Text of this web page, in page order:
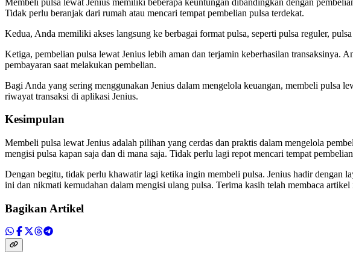
Tidak perlu beranjak dari rumah atau mencari tempat pembelian pulsa terdekat.
Kedua, Anda memiliki akses langsung ke berbagai format pulsa, seperti pulsa reguler,
Ketiga, pembelian pulsa lewat Jenius lebih aman dan terjamin keberhasilan transaksinya.
pembayaran saat melakukan pembelian.
Bagi Anda yang sering menggunakan Jenius dalam mengelola keuangan, membeli pulsa
riwayat transaksi di aplikasi Jenius.
Kesimpulan
Membeli pulsa lewat Jenius adalah pilihan yang cerdas dan praktis dalam mengelola
mengisi pulsa kapan saja dan di mana saja. Tidak perlu lagi repot mencari tempat
Dengan begitu, tidak perlu khawatir lagi ketika ingin membeli pulsa. Jenius hadir dengan
ini dan nikmati kemudahan dalam mengisi ulang pulsa. Terima kasih telah membaca
Bagikan Artikel